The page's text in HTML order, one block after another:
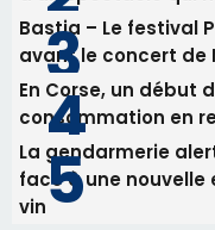
82ème
Commandant
Les plus lus
Satine Nomary est